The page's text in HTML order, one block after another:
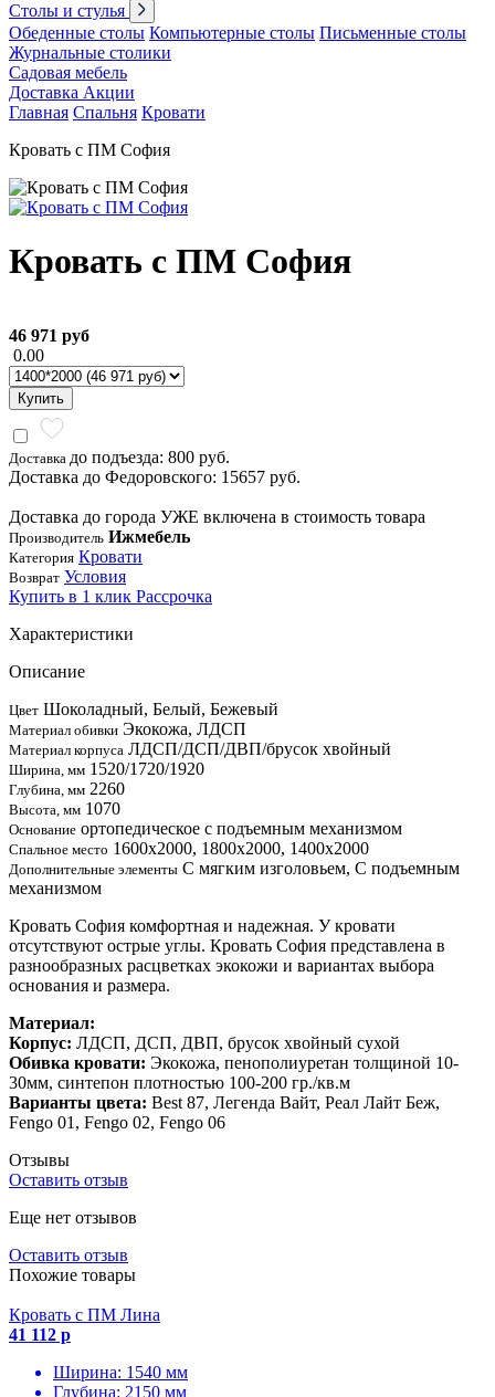
Столы и стулья
Обеденные столы Компьютерные столы Письменные столы
Журнальные столики
Садовая мебель
Доставка Акции
Главная Спальня Кровати
Кровать с ПМ София
Кровать с ПМ София
46 971 руб
0.00
Купить
Доставка до подъезда: 800 руб.
Доставка до Федоровского: 15657 руб.
Доставка до города УЖЕ включена в стоимость товара
Производитель Ижмебель
Категория Кровати
Возврат Условия
Купить в 1 клик Рассрочка
Характеристики
Описание
Цвет Шоколадный, Белый, Бежевый
Материал обивки Экокожа, ЛДСП
Материал корпуса ЛДСП/ДСП/ДВП/брусок хвойный
Ширина, мм 1520/1720/1920
Глубина, мм 2260
Высота, мм 1070
Основание ортопедическое с подъемным механизмом
Спальное место 1600х2000, 1800х2000, 1400х2000
Дополнительные элементы С мягким изголовьем, С подъемным
механизмом
Кровать София комфортная и надежная. У кровати
отсутствуют острые углы. Кровать София представлена в
разнообразных расцветках экокожи и вариантах выбора
основания и размера.
Материал:
Корпус: ЛДСП, ДСП, ДВП, брусок хвойный сухой
Обивка кровати: Экокожа, пенополиуретан толщиной 10-
30мм, синтепон плотностью 100-200 гр./кв.м
Варианты цвета: Best 87, Легенда Вайт, Реал Лайт Беж,
Fengo 01, Fengo 02, Fengo 06
Отзывы
Оставить отзыв
Еще нет отзывов
Оставить отзыв
Похожие товары
Кровать с ПМ Лина
41 112 р
Ширина: 1540 мм
Глубина: 2150 мм